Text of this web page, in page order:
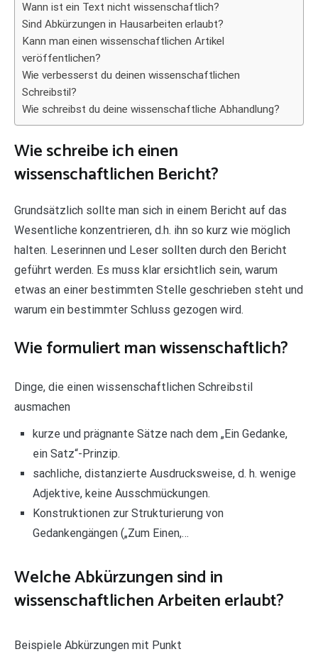
Wann ist ein Text nicht wissenschaftlich?
Sind Abkürzungen in Hausarbeiten erlaubt?
Kann man einen wissenschaftlichen Artikel
veröffentlichen?
Wie verbesserst du deinen wissenschaftlichen
Schreibstil?
Wie schreibst du deine wissenschaftliche Abhandlung?
Wie schreibe ich einen
wissenschaftlichen Bericht?
Grundsätzlich sollte man sich in einem Bericht auf das
Wesentliche konzentrieren, d.h. ihn so kurz wie möglich
halten. Leserinnen und Leser sollten durch den Bericht
geführt werden. Es muss klar ersichtlich sein, warum
etwas an einer bestimmten Stelle geschrieben steht und
warum ein bestimmter Schluss gezogen wird.
Wie formuliert man wissenschaftlich?
Dinge, die einen wissenschaftlichen Schreibstil
ausmachen
kurze und prägnante Sätze nach dem „Ein Gedanke,
ein Satz“-Prinzip.
sachliche, distanzierte Ausdrucksweise, d. h. wenige
Adjektive, keine Ausschmückungen.
Konstruktionen zur Strukturierung von
Gedankengängen („Zum Einen,…
Welche Abkürzungen sind in
wissenschaftlichen Arbeiten erlaubt?
Beispiele Abkürzungen mit Punkt